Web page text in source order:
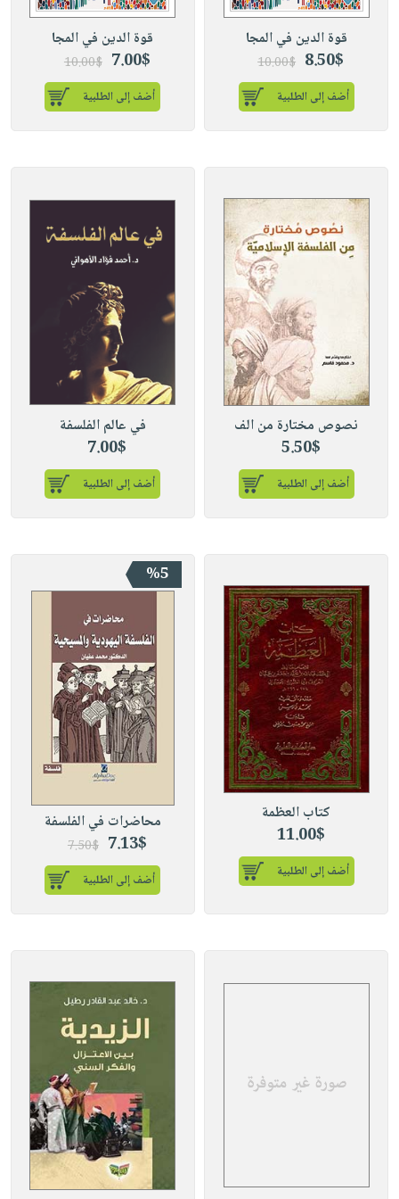
قوة الدين في المجا
8.50$
10.00$
أضف إلى الطلبية
قوة الدين في المجا
7.00$
10.00$
أضف إلى الطلبية
نصوص مختارة من الف
5.50$
أضف إلى الطلبية
في عالم الفلسفة
7.00$
أضف إلى الطلبية
كتاب العظمة
11.00$
أضف إلى الطلبية
%5
محاضرات في الفلسفة
7.13$
7.50$
أضف إلى الطلبية